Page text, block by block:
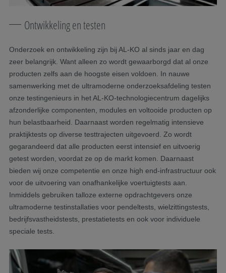
Ontwikkeling en testen
Onderzoek en ontwikkeling zijn bij AL-KO al sinds jaar en dag
zeer belangrijk. Want alleen zo wordt gewaarborgd dat al onze
producten zelfs aan de hoogste eisen voldoen. In nauwe
samenwerking met de ultramoderne onderzoeksafdeling testen
onze testingenieurs in het AL-KO-technologiecentrum dagelijks
afzonderlijke componenten, modules en voltooide producten op
hun belastbaarheid. Daarnaast worden regelmatig intensieve
praktijktests op diverse testtrajecten uitgevoerd. Zo wordt
gegarandeerd dat alle producten eerst intensief en uitvoerig
getest worden, voordat ze op de markt komen. Daarnaast
bieden wij onze competentie en onze high end-infrastructuur ook
voor de uitvoering van onafhankelijke voertuigtests aan.
Inmiddels gebruiken talloze externe opdrachtgevers onze
ultramoderne testinstallaties voor pendeltests, wielzittingstests,
bedrijfsvastheidstests, prestatietests en ook voor individuele
speciale tests.